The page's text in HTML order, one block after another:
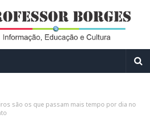
são os que passam mais tempo por dia no